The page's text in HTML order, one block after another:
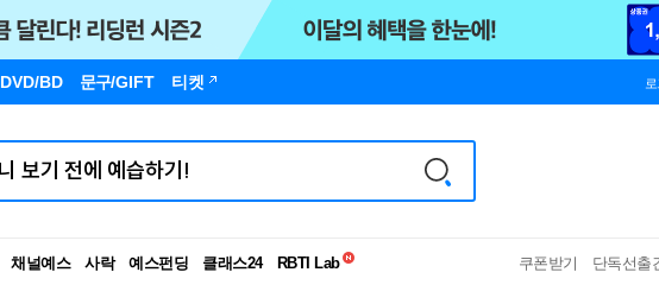
DVD/BD 문구/GIFT 티켓
채널예스 사락 예스펀딩 클래스24
독서유형검사
쿠폰받기 단독선출